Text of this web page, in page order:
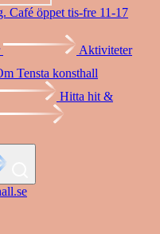
Café öppet tis-fre 11-17
Aktiviteter
Tensta konsthall
Hitta hit &